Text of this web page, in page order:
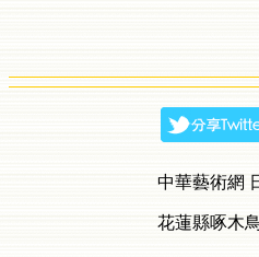
中華藝術網
花蓮縣啄木